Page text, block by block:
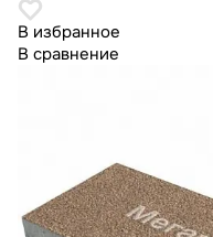
В избранное
В сравнение